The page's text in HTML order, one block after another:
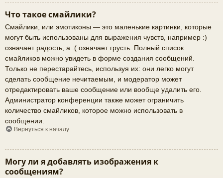
Что такое смайлики?
Смайлики, или эмотиконы — это маленькие картинки, которые
могут быть использованы для выражения чувств, например :)
означает радость, а :( означает грусть. Полный список
смайликов можно увидеть в форме создания сообщений.
Только не перестарайтесь, используя их: они легко могут
сделать сообщение нечитаемым, и модератор может
отредактировать ваше сообщение или вообще удалить его.
Администратор конференции также может ограничить
количество смайликов, которое можно использовать в
сообщении.
Вернуться к началу
Могу ли я добавлять изображения к
сообщениям?